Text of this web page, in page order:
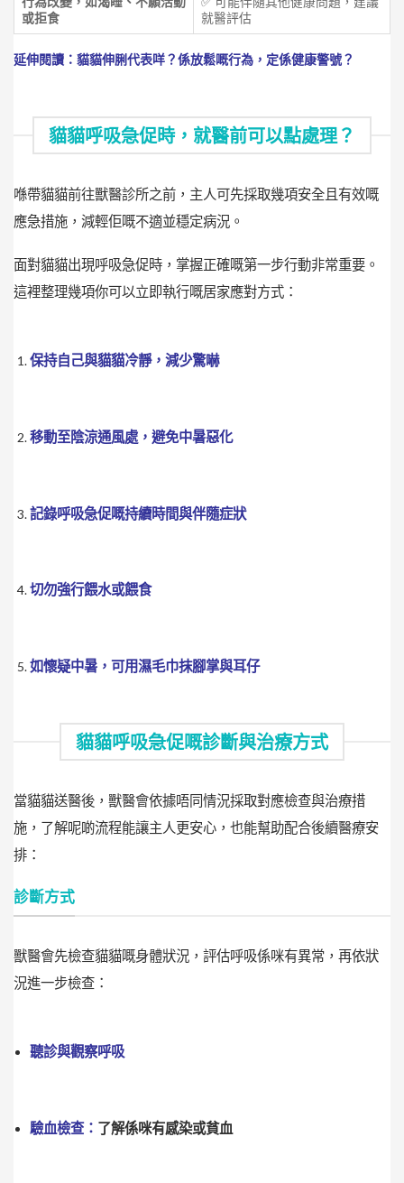
或拒食
就醫評估
延伸閱讀： 貓貓伸脷代表咩？係放鬆嘅行為，定係健康警號？
貓貓呼吸急促時，就醫前可以點處理？
喺帶貓貓前往獸醫診所之前，主人可先採取幾項安全且有效嘅
應急措施，減輕佢嘅不適並穩定病況。
面對貓貓出現呼吸急促時，掌握正確嘅第一步行動非常重要。
這裡整理幾項你可以立即執行嘅居家應對方式：
保持自己與貓貓冷靜，減少驚嚇
移動至陰涼通風處，避免中暑惡化
記錄呼吸急促嘅持續時間與伴隨症狀
切勿強行餵水或餵食
如懷疑中暑，可用濕毛巾抹腳掌與耳仔
貓貓呼吸急促嘅診斷與治療方式
當貓貓送醫後，獸醫會依據唔同情況採取對應檢查與治療措
施， 了解呢啲流程能讓主人更安心，也能幫助配合後續醫療安
排：
診斷方式
獸醫會先檢查貓貓嘅身體狀況，評估呼吸係咪有異常，再依狀
況進一步檢查：
聽診與觀察呼吸
驗血檢查： 了解係咪有感染或貧血